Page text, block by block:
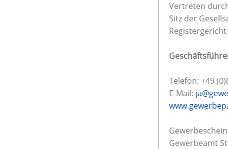
Vertreten
Sitz der
Telefon: +49
E-Mail:
Gewerbeamt